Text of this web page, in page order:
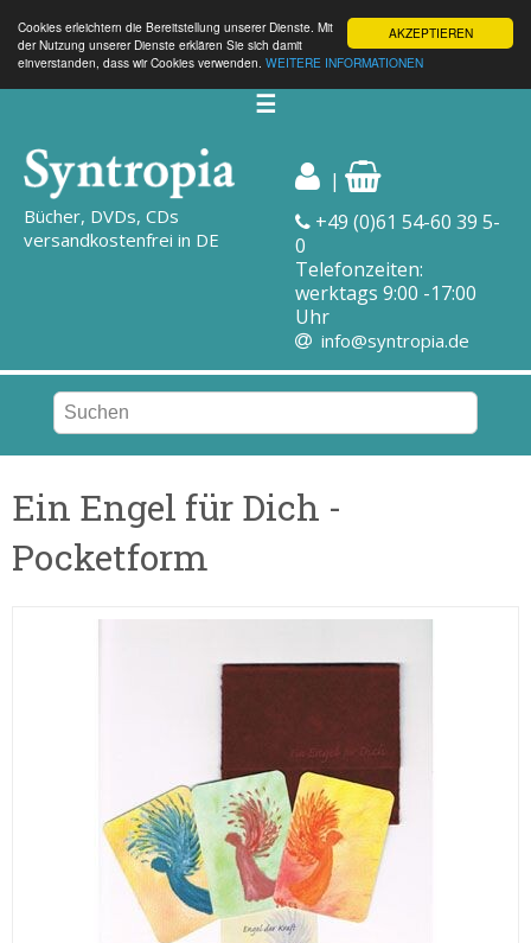
AKZEPTIEREN
Cookies erleichtern die Bereitstellung unserer Dienste. Mit
der Nutzung unserer Dienste erklären Sie sich damit
einverstanden, dass wir Cookies verwenden. WEITERE INFORMATIONEN
☰
Bücher, DVDs, CDs
versandkostenfrei in DE
|
+49 (0)61 54-60 39 5-
0
Telefonzeiten:
werktags 9:00 -17:00
Uhr
info@syntropia.de
Ein Engel für Dich -
Pocketform